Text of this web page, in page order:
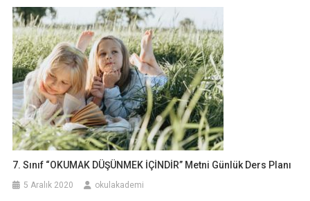
7. Sınıf “OKUMAK DÜŞÜNMEK İÇİNDİR” Metni Günlük Ders Planı
5 Aralık 2020 okulakademi